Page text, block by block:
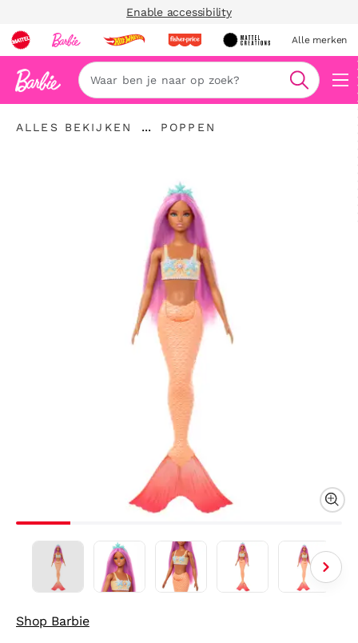
Enable accessibility
Alle merken
Zoeken
"Alles
ALLES BEKIJKEN
...
"POPPEN
Shop Barbie